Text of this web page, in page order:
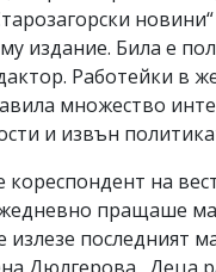
издание. Била е
Работейки в
множество
и извън
кореспондент на
пращаше
последният
Дюлгерова „Деца